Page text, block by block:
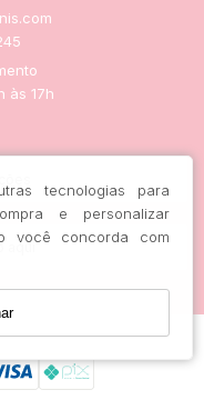
tecnologias para
e personalizar
você concorda com
às 17h
aqui